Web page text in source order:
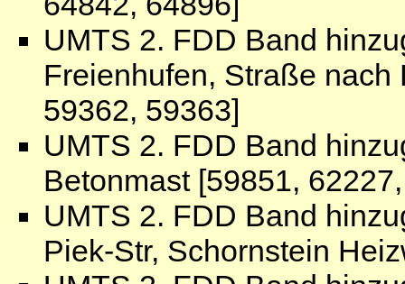
UMTS 2. FDD Band
Freienhufen, Straße nach
59362, 59363]
UMTS 2. FDD Band
Betonmast [59851,
UMTS 2. FDD Band
Piek-Str, Schornstein